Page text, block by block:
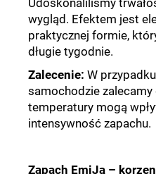
Udoskonaliliśmy
wygląd. Efektem jest
praktycznej formie,
długie tygodnie.
Zalecenie: W
samochodzie
temperatury mogą
intensywność zapachu.
Zapach EmiJa –